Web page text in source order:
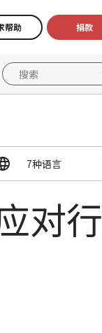
帮助 捐款
对行